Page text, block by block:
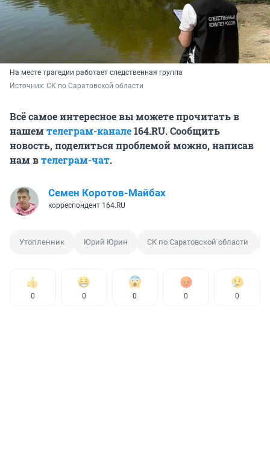
На месте трагедии работает следственная группа
Источник: СК по Саратовской области
Всё самое интересное вы можете прочитать в
нашемтелеграм-канале164.RU. Сообщить
новость, поделиться проблемой можно, написав
нам втелеграм-чат.
Семен Коротов-Майбах
корреспондент 164.RU
Утопленник Юрий Юрин СК по Саратовской области
0 0 0 0 0